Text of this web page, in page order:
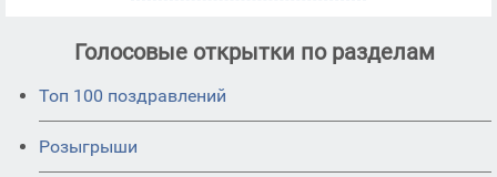
Голосовые открытки по разделам
Топ 100 поздравлений
Розыгрыши